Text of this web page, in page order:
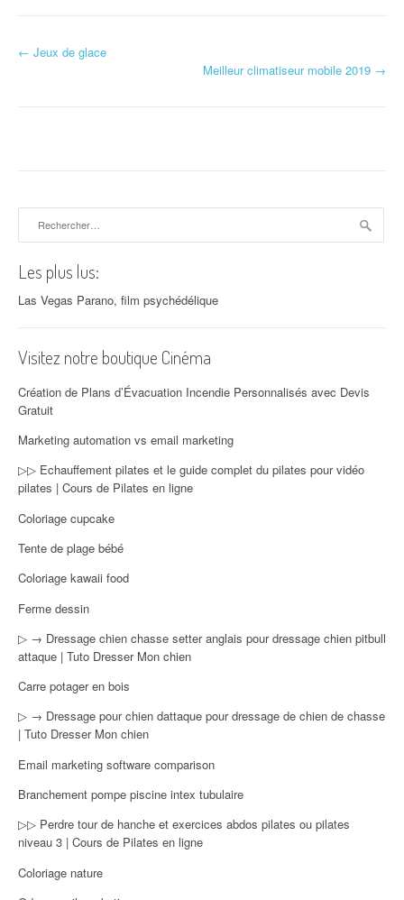
Navigation d'article
← Jeux de glace
Meilleur climatiseur mobile 2019 →
Les plus lus:
Las Vegas Parano, film psychédélique
Visitez notre boutique Cinéma
Création de Plans d’Évacuation Incendie Personnalisés avec Devis
Gratuit
Marketing automation vs email marketing
▷▷ Echauffement pilates et le guide complet du pilates pour vidéo
pilates | Cours de Pilates en ligne
Coloriage cupcake
Tente de plage bébé
Coloriage kawaii food
Ferme dessin
▷ → Dressage chien chasse setter anglais pour dressage chien pitbull
attaque | Tuto Dresser Mon chien
Carre potager en bois
▷ → Dressage pour chien dattaque pour dressage de chien de chasse
| Tuto Dresser Mon chien
Email marketing software comparison
Branchement pompe piscine intex tubulaire
▷▷ Perdre tour de hanche et exercices abdos pilates ou pilates
niveau 3 | Cours de Pilates en ligne
Coloriage nature